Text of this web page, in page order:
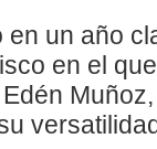
un año
en el